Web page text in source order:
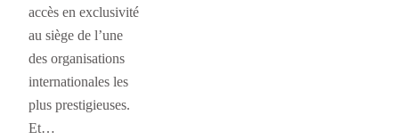
accès en exclusivité
au siège de l’une
des organisations
internationales les
plus prestigieuses.
Et…